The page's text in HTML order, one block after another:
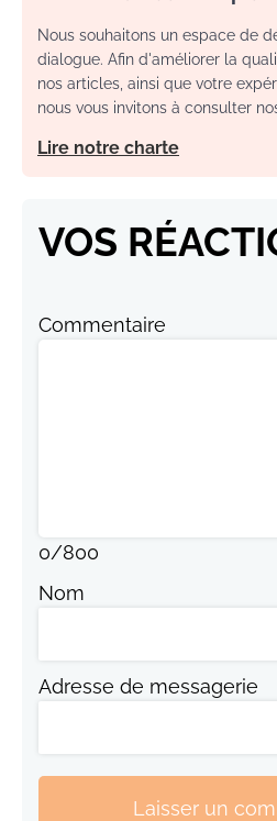
Nous souhaitons un espace de
dialogue. Afin d'améliorer la
nos articles, ainsi que votre
nous vous invitons à consulter
Lire notre charte
VOS
Commentaire
0/800
Nom
Adresse de messagerie
Laisser un